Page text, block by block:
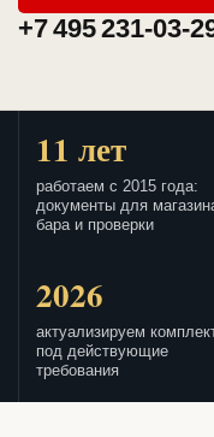
+7 495 231-03-
11 лет
работаем с 2015 года:
документы для
бара и проверки
2026
актуализируем
под действующие
требования